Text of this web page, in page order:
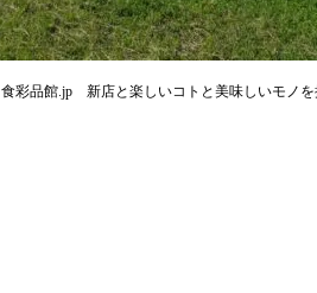
食彩品館.jp 新店と楽しいコトと美味しいモノを